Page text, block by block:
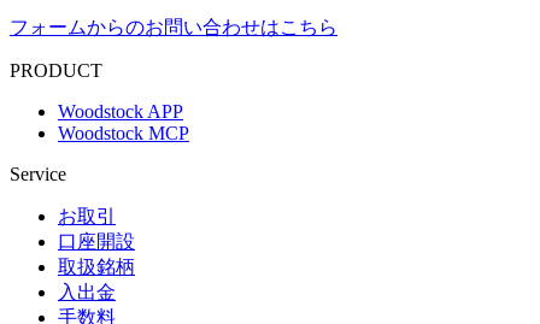
フォームからのお問い合わせはこちら
PRODUCT
Woodstock APP
Woodstock MCP
Service
お取引
口座開設
取扱銘柄
入出金
手数料